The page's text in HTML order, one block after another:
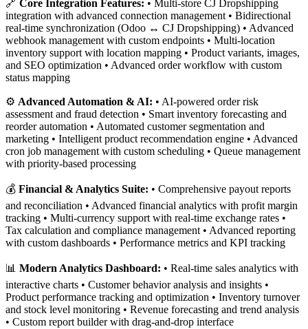
🔗 Core Integration Features: • Multi-store CJ Dropshipping
integration with advanced connection management • Bidirectional
real-time synchronization (Odoo ↔ CJ Dropshipping) • Advanced
webhook management with custom endpoints • Multi-location
inventory support with location mapping • Product variants, images,
and SEO optimization • Advanced order workflow with custom
status mapping
⚙️ Advanced Automation & AI: • AI-powered order risk
assessment and fraud detection • Smart inventory forecasting and
reorder automation • Automated customer segmentation and
marketing • Intelligent product recommendation engine • Advanced
cron job management with custom scheduling • Queue management
with priority-based processing
💰 Financial & Analytics Suite: • Comprehensive payout reports
and reconciliation • Advanced financial analytics with profit margin
tracking • Multi-currency support with real-time exchange rates •
Tax calculation and compliance management • Advanced reporting
with custom dashboards • Performance metrics and KPI tracking
📊 Modern Analytics Dashboard: • Real-time sales analytics with
interactive charts • Customer behavior analysis and insights •
Product performance tracking and optimization • Inventory turnover
and stock level monitoring • Revenue forecasting and trend analysis
• Custom report builder with drag-and-drop interface